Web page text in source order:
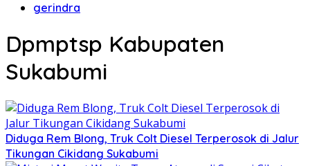
gerindra
Dpmptsp Kabupaten
Sukabumi
Diduga Rem Blong, Truk Colt Diesel Terperosok di Jalur
Tikungan Cikidang Sukabumi